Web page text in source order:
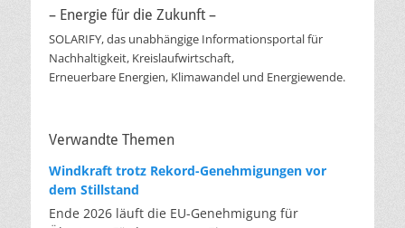
– Energie für die Zukunft –
SOLARIFY, das unabhängige Informationsportal für
Nachhaltigkeit, Kreislaufwirtschaft,
Erneuerbare Energien, Klimawandel und Energiewende.
Verwandte Themen
Windkraft trotz Rekord-Genehmigungen vor
dem Stillstand
Ende 2026 läuft die EU-Genehmigung für